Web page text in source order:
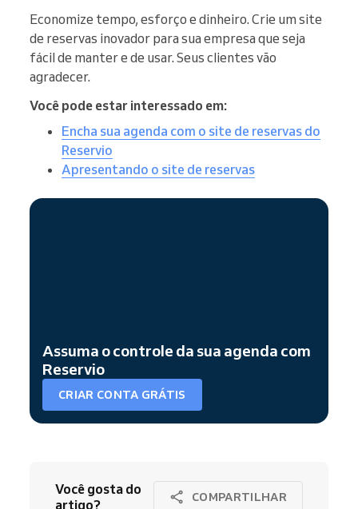
Economize tempo, esforço e dinheiro. Crie um site
de reservas inovador para sua empresa que seja
fácil de manter e de usar. Seus clientes vão
agradecer.
Você pode estar interessado em:
Encha sua agenda com o site de reservas do
Reservio
Apresentando o site de reservas
Assuma o controle da sua agenda com
Reservio
CRIAR CONTA GRÁTIS
Você gosta do
artigo?
COMPARTILHAR